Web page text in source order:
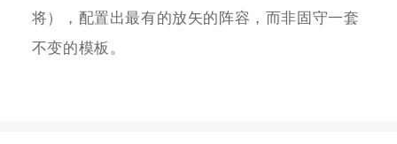
将），配置出最有的放矢的阵容，而非固守一套
不变的模板。